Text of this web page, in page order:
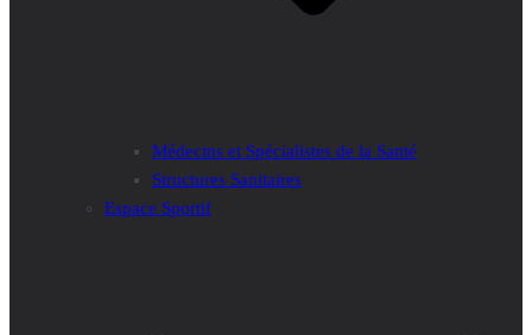
Médecins et Spécialistes de la Santé
Structures Sanitaires
Espace Sportif